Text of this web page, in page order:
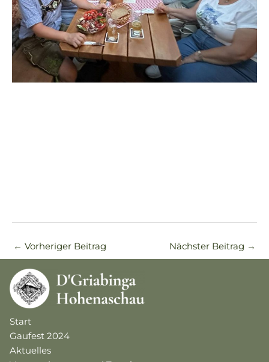
← Vorheriger Beitrag Nächster Beitrag →
Start
Gaufest 2024
Aktuelles